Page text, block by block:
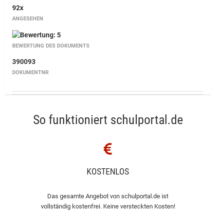
92x
ANGESEHEN
BEWERTUNG DES DOKUMENTS
390093
DOKUMENTNR
So funktioniert schulportal.de
KOSTENLOS
Das gesamte Angebot von schulportal.de ist
vollständig kostenfrei. Keine versteckten Kosten!